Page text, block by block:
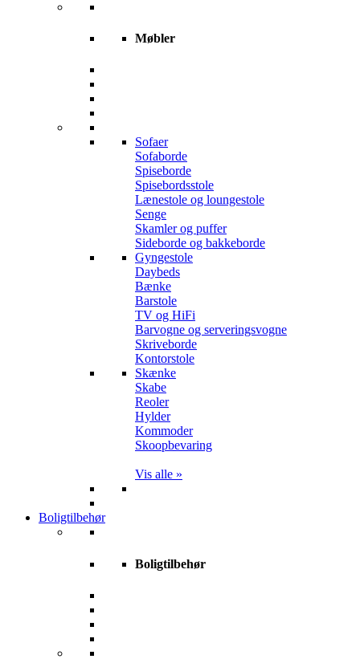
Møbler
Sofaer
Sofaborde
Spiseborde
Spisebordsstole
Lænestole og loungestole
Senge
Skamler og puffer
Sideborde og bakkeborde
Gyngestole
Daybeds
Bænke
Barstole
TV og HiFi
Barvogne og serveringsvogne
Skriveborde
Kontorstole
Skænke
Skabe
Reoler
Hylder
Kommoder
Skoopbevaring
Vis alle »
Boligtilbehør
Boligtilbehør